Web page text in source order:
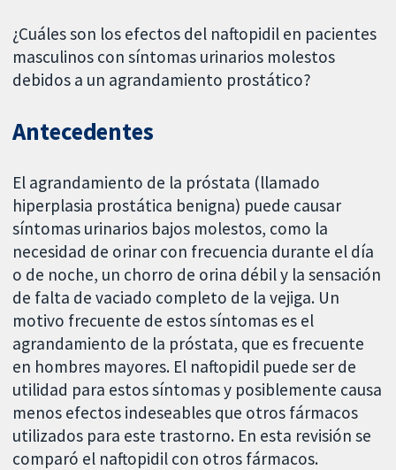
¿Cuáles son los efectos del naftopidil en pacientes
masculinos con síntomas urinarios molestos
debidos a un agrandamiento prostático?
Antecedentes
El agrandamiento de la próstata (llamado
hiperplasia prostática benigna) puede causar
síntomas urinarios bajos molestos, como la
necesidad de orinar con frecuencia durante el día
o de noche, un chorro de orina débil y la sensación
de falta de vaciado completo de la vejiga. Un
motivo frecuente de estos síntomas es el
agrandamiento de la próstata, que es frecuente
en hombres mayores. El naftopidil puede ser de
utilidad para estos síntomas y posiblemente causa
menos efectos indeseables que otros fármacos
utilizados para este trastorno. En esta revisión se
comparó el naftopidil con otros fármacos.